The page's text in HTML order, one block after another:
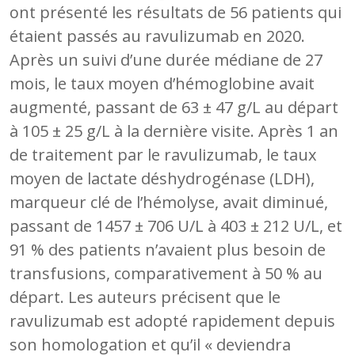
ont présenté les résultats de 56 patients qui
étaient passés au ravulizumab en 2020.
Après un suivi d’une durée médiane de 27
mois, le taux moyen d’hémoglobine avait
augmenté, passant de 63 ± 47 g/L au départ
à 105 ± 25 g/L à la dernière visite. Après 1 an
de traitement par le ravulizumab, le taux
moyen de lactate déshydrogénase (LDH),
marqueur clé de l’hémolyse, avait diminué,
passant de 1457 ± 706 U/L à 403 ± 212 U/L, et
91 % des patients n’avaient plus besoin de
transfusions, comparativement à 50 % au
départ. Les auteurs précisent que le
ravulizumab est adopté rapidement depuis
son homologation et qu’il « deviendra